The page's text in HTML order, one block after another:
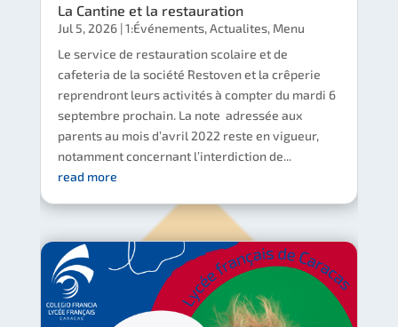
La Cantine et la restauration
Jul 5, 2026|1:Événements,Actualites, Menu
Le service de restauration scolaire et de
cafeteria de la société Restoven et la crêperie
reprendront leurs activités à compter du mardi 6
septembre prochain. La note adressée aux
parents au mois d’avril 2022 reste en vigueur,
notamment concernant l’interdiction de...
read more